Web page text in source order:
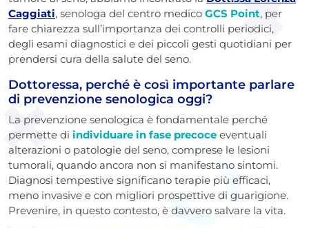
Caggiati, senologa del centro medico GCS Point, per
fare chiarezza sull’importanza dei controlli periodici,
degli esami diagnostici e dei piccoli gesti quotidiani per
prendersi cura della salute del seno.
Dottoressa, perché è così importante parlare
di prevenzione senologica oggi?
La prevenzione senologica è fondamentale perché
permette di individuare in fase precoce eventuali
alterazioni o patologie del seno, comprese le lesioni
tumorali, quando ancora non si manifestano sintomi.
Diagnosi tempestive significano terapie più efficaci,
meno invasive e con migliori prospettive di guarigione.
Prevenire, in questo contesto, è davvero salvare la vita.